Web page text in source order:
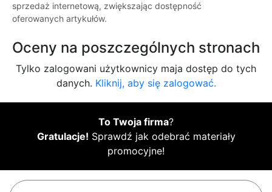
sprzedaż internetową, zwiększając dostępność
oferowanych artykułów.
Oceny na poszczególnych stronach
Tylko zalogowani użytkownicy maja dostęp do tych
danych. Kliknij, aby się zalogować.
To Twoja firma?
Gratulacje! Sprawdź jak odebrać materiały
promocyjne!